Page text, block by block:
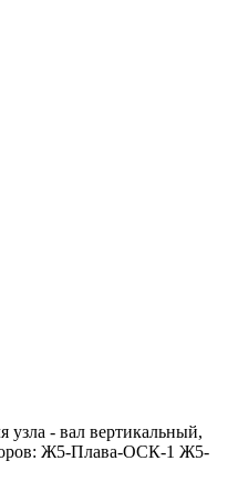
- вал вертикальный,
Ж5-Плава-ОСК-1 Ж5-